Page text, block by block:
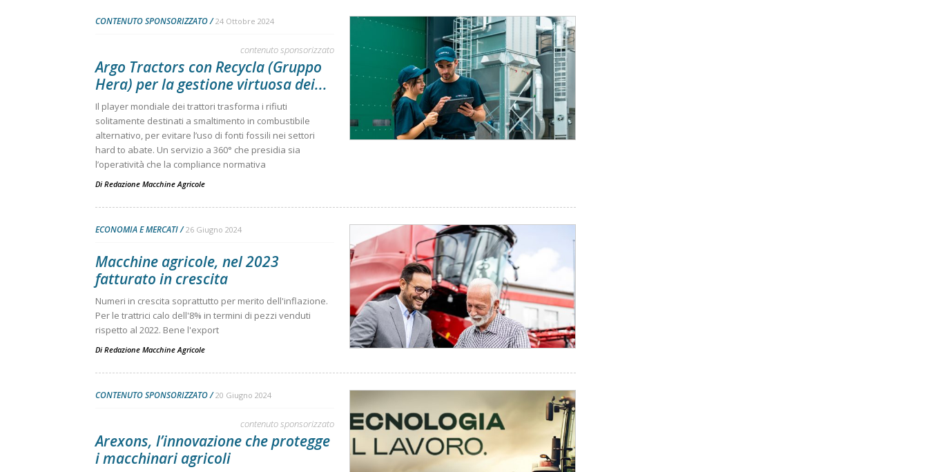
CONTENUTO SPONSORIZZATO 24 Ottobre 2024
contenuto sponsorizzato
Argo Tractors con Recycla (Gruppo
Hera) per la gestione virtuosa dei...
Il player mondiale dei trattori trasforma i rifiuti
solitamente destinati a smaltimento in combustibile
alternativo, per evitare l’uso di fonti fossili nei settori
hard to abate. Un servizio a 360° che presidia sia
l’operatività che la compliance normativa
Di Redazione Macchine Agricole
ECONOMIA E MERCATI 26 Giugno 2024
Macchine agricole, nel 2023
fatturato in crescita
Numeri in crescita soprattutto per merito dell'inflazione.
Per le trattrici calo dell'8% in termini di pezzi venduti
rispetto al 2022. Bene l'export
Di Redazione Macchine Agricole
CONTENUTO SPONSORIZZATO 20 Giugno 2024
contenuto sponsorizzato
Arexons, l’innovazione che protegge
i macchinari agricoli